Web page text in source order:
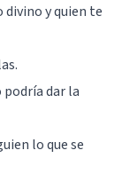
y quien te
podría dar la
lo que se